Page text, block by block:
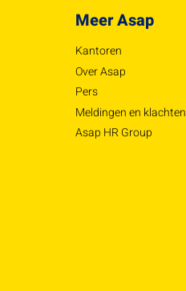
Meer Asap
Kantoren
Over Asap
Pers
Meldingen en klachten
Asap HR Group